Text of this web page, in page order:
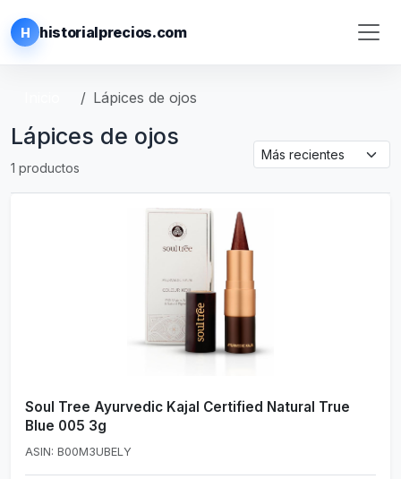
H historialprecios.com
Lápices de ojos
Lápices de ojos
1 productos
Soul Tree Ayurvedic Kajal Certified Natural True
Blue 005 3g
ASIN: B00M3UBELY